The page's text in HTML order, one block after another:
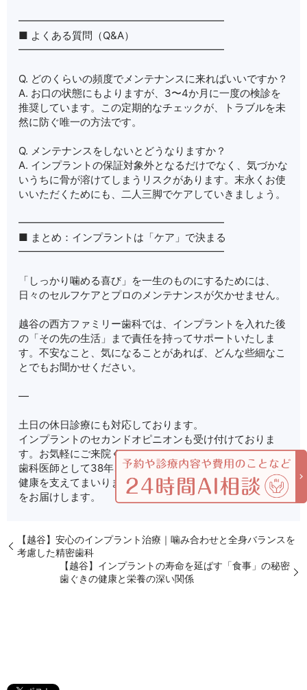
━━━━━━━━━━━━━━━━━━━━
■ よくある質問（Q&A）
━━━━━━━━━━━━━━━━━━━━
Q. どのくらいの頻度でメンテナンスに来ればいいですか？
A. お口の状態にもよりますが、3〜4か月に一度の検診を
推奨しています。この定期的なチェックが、トラブルを未
然に防ぐ唯一の方法です。
Q. メンテナンスをしないとどうなりますか？
A. インプラントの保証対象外となるだけでなく、気づかな
いうちに骨が溶けてしまうリスクがあります。末永くお使
いいただくためにも、二人三脚でケアしていきましょう。
━━━━━━━━━━━━━━━━━━━━
■ まとめ：インプラントは「ケア」で決まる
━━━━━━━━━━━━━━━━━━━━
「しっかり噛める喜び」を一生のものにするためには、
日々のセルフケアとプロのメンテナンスが欠かせません。
越谷の西方ファミリー歯科では、インプラントを入れた後
の「その先の生活」まで責任を持ってサポートいたしま
す。不安なこと、気になることがあれば、どんな些細なこ
とでもお聞かせください。
—
土日の休日診療にも対応しております。
インプラントのセカンドオピニオンも受け付けておりま
す。お気軽にご来院ください！
歯科医師として38年、越谷に開業して9年、越谷の皆様の
健康を支えてまいりました。 これからも確実な歯科医療
をお届けします。
【越谷】安心のインプラント治療｜噛み合わせと全身バランスを
考慮した精密歯科
【越谷】インプラントの寿命を延ばす「食事」の秘密
歯ぐきの健康と栄養の深い関係